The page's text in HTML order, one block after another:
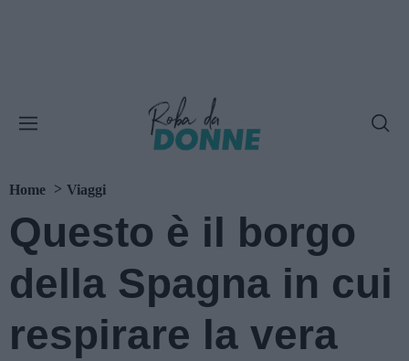
Home Viaggi
Questo è il borgo
della Spagna in cui
respirare la vera